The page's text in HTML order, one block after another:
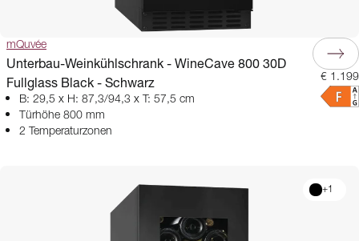
mQuvée
Unterbau-Weinkühlschrank - WineCave 800 30D
Fullglass Black - Schwarz
B: 29,5 x H: 87,3/94,3 x T: 57,5 cm
Türhöhe 800 mm
2 Temperaturzonen
€ 1.199
+1